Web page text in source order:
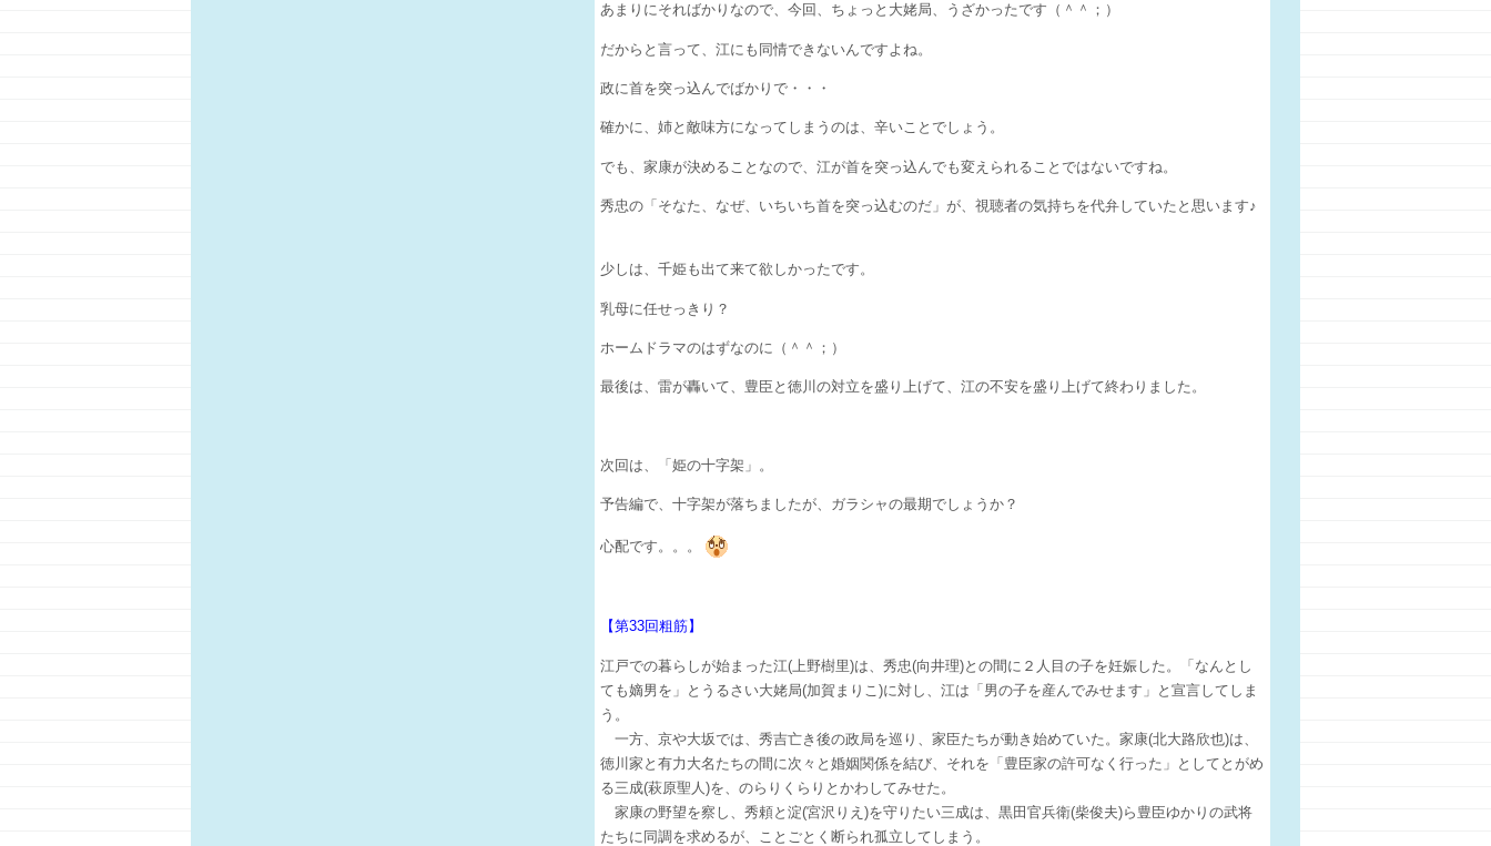
あまりにそればかりなので、今回、ちょっと大姥局、うざかったです（＾＾；）
だからと言って、江にも同情できないんですよね。
政に首を突っ込んでばかりで・・・
確かに、姉と敵味方になってしまうのは、辛いことでしょう。
でも、家康が決めることなので、江が首を突っ込んでも変えられることではないですね。
秀忠の「そなた、なぜ、いちいち首を突っ込むのだ」が、視聴者の気持ちを代弁していたと思います♪
少しは、千姫も出て来て欲しかったです。
乳母に任せっきり？
ホームドラマのはずなのに（＾＾；）
最後は、雷が轟いて、豊臣と徳川の対立を盛り上げて、江の不安を盛り上げて終わりました。
次回は、「姫の十字架」。
予告編で、十字架が落ちましたが、ガラシャの最期でしょうか？
心配です。。。
【第33回粗筋】
江戸での暮らしが始まった江(上野樹里)は、秀忠(向井理)との間に２人目の子を妊娠した。「なんとし
ても嫡男を」とうるさい大姥局(加賀まりこ)に対し、江は「男の子を産んでみせます」と宣言してしま
う。
一方、京や大坂では、秀吉亡き後の政局を巡り、家臣たちが動き始めていた。家康(北大路欣也)は、
徳川家と有力大名たちの間に次々と婚姻関係を結び、それを「豊臣家の許可なく行った」としてとがめ
る三成(萩原聖人)を、のらりくらりとかわしてみせた。
家康の野望を察し、秀頼と淀(宮沢りえ)を守りたい三成は、黒田官兵衛(柴俊夫)ら豊臣ゆかりの武将
たちに同調を求めるが、ことごとく断られ孤立してしまう。